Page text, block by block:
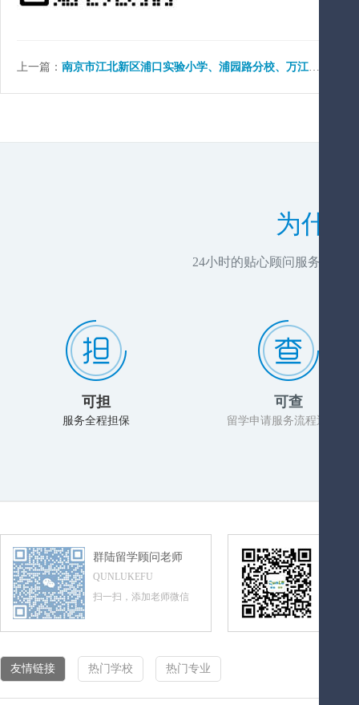
上一篇： 南京市江北新区浦口实验小学、浦园路分校、万江分校、辅导班哪家好？
为什
24小时的贴心顾问服务，推
可担
服务全程担保
可查
留学申请服务流程透明化
群陆留学顾问老师
QUNLUKEFU
扫一扫，添加老师微信
友情链接 热门学校 热门专业